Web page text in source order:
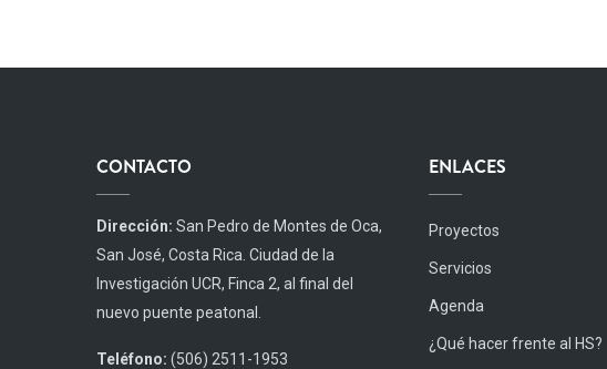
CONTACTO
Dirección: San Pedro de Montes de Oca,
San José, Costa Rica. Ciudad de la
Investigación UCR, Finca 2, al final del
nuevo puente peatonal.
Teléfono: (506) 2511-1953
ENLACES
Proyectos
Servicios
Agenda
¿Qué hacer frente al HS?